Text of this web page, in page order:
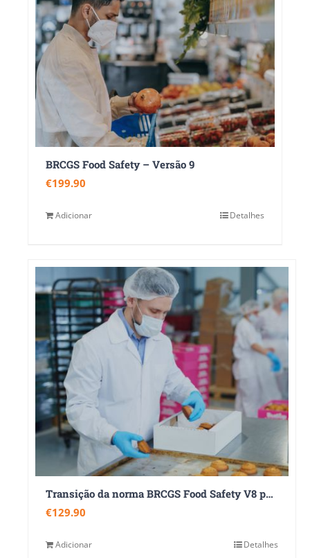
BRCGS Food Safety – Versão 9
€199.90
Adicionar Detalhes
Transição da norma BRCGS Food Safety V8 para a nova versão BRCGS Food Safety V9
€129.90
Adicionar Detalhes